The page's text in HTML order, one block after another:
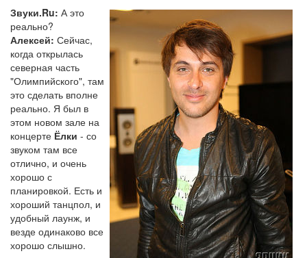
Звуки.Ru: А это
реально?
Алексей: Сейчас,
когда открылась
северная часть
"Олимпийского", там
это сделать вполне
реально. Я был в
этом новом зале на
концерте Ёлки - со
звуком там все
отлично, и очень
хорошо с
планировкой. Есть и
хороший танцпол, и
удобный лаунж, и
везде одинаково все
хорошо слышно.